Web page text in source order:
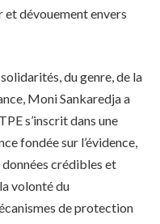
et dévouement envers
du genre, de la
Moni Sankaredja a
s’inscrit dans une
fondée sur l’évidence,
crédibles et
volonté du
de protection